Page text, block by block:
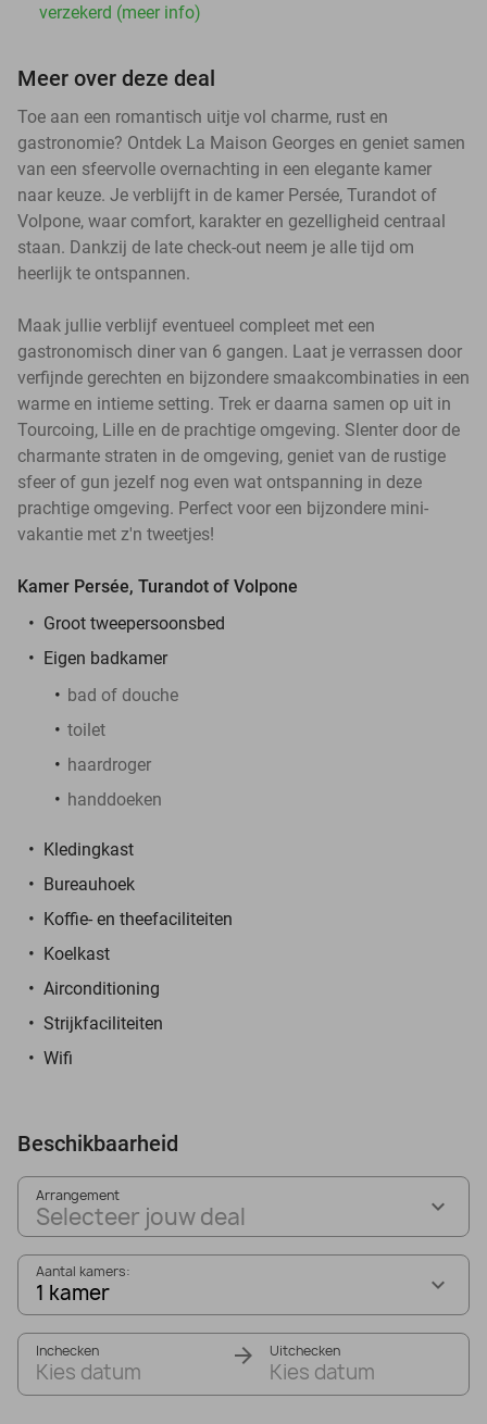
verzekerd (meer info)
Meer over deze deal
Toe aan een romantisch uitje vol charme, rust en
gastronomie? Ontdek La Maison Georges en geniet samen
van een sfeervolle overnachting in een elegante kamer
naar keuze. Je verblijft in de kamer Persée, Turandot of
Volpone, waar comfort, karakter en gezelligheid centraal
staan. Dankzij de late check-out neem je alle tijd om
heerlijk te ontspannen.
Maak jullie verblijf eventueel compleet met een
gastronomisch diner van 6 gangen. Laat je verrassen door
verfijnde gerechten en bijzondere smaakcombinaties in een
warme en intieme setting. Trek er daarna samen op uit in
Tourcoing, Lille en de prachtige omgeving. Slenter door de
charmante straten in de omgeving, geniet van de rustige
sfeer of gun jezelf nog even wat ontspanning in deze
prachtige omgeving. Perfect voor een bijzondere mini-
vakantie met z'n tweetjes!
Kamer Persée, Turandot of Volpone
Groot tweepersoonsbed
Eigen badkamer
bad of douche
toilet
haardroger
handdoeken
Kledingkast
Bureauhoek
Koffie- en theefaciliteiten
Koelkast
Airconditioning
Strijkfaciliteiten
Wifi
Beschikbaarheid
Arrangement
Selecteer jouw deal
Aantal kamers:
1 kamer
Inchecken
Kies datum
Uitchecken
Kies datum